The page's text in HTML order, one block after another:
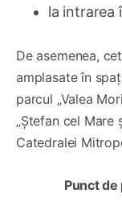
la intrarea
De asemenea,
amplasate în
parcul „Valea
„Ștefan cel Mare
Catedralei
Punct